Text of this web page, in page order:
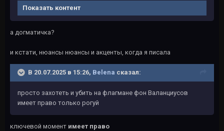
Показать контент
а догматичка?
и кстати, нюансы нюансы и акценты, когда я писала
В 20.07.2025 в 15:26, Belena сказал:
просто захотеть и убить на флагмане фон Валанциусов
имеет право только рогуй
ключевой момент имеет право